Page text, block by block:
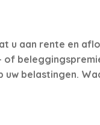
u aan rente en
of
uw belastingen.